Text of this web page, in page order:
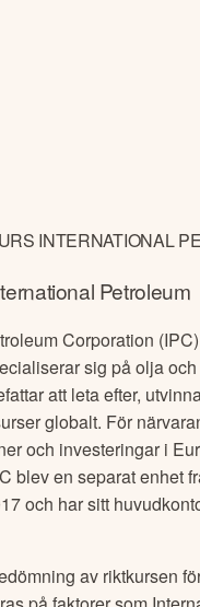
INTERNATIONAL
Petroleum
Corporation
sig på olja
att leta efter,
globalt. För
och investeringar i
blev en separat enhet
och har sitt
av riktkursen